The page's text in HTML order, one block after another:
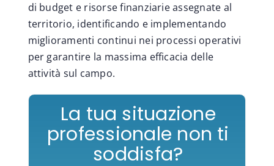
di budget e risorse finanziarie assegnate al
territorio, identificando e implementando
miglioramenti continui nei processi operativi
per garantire la massima efficacia delle
attività sul campo.
La tua situazione
professionale non ti
soddisfa?